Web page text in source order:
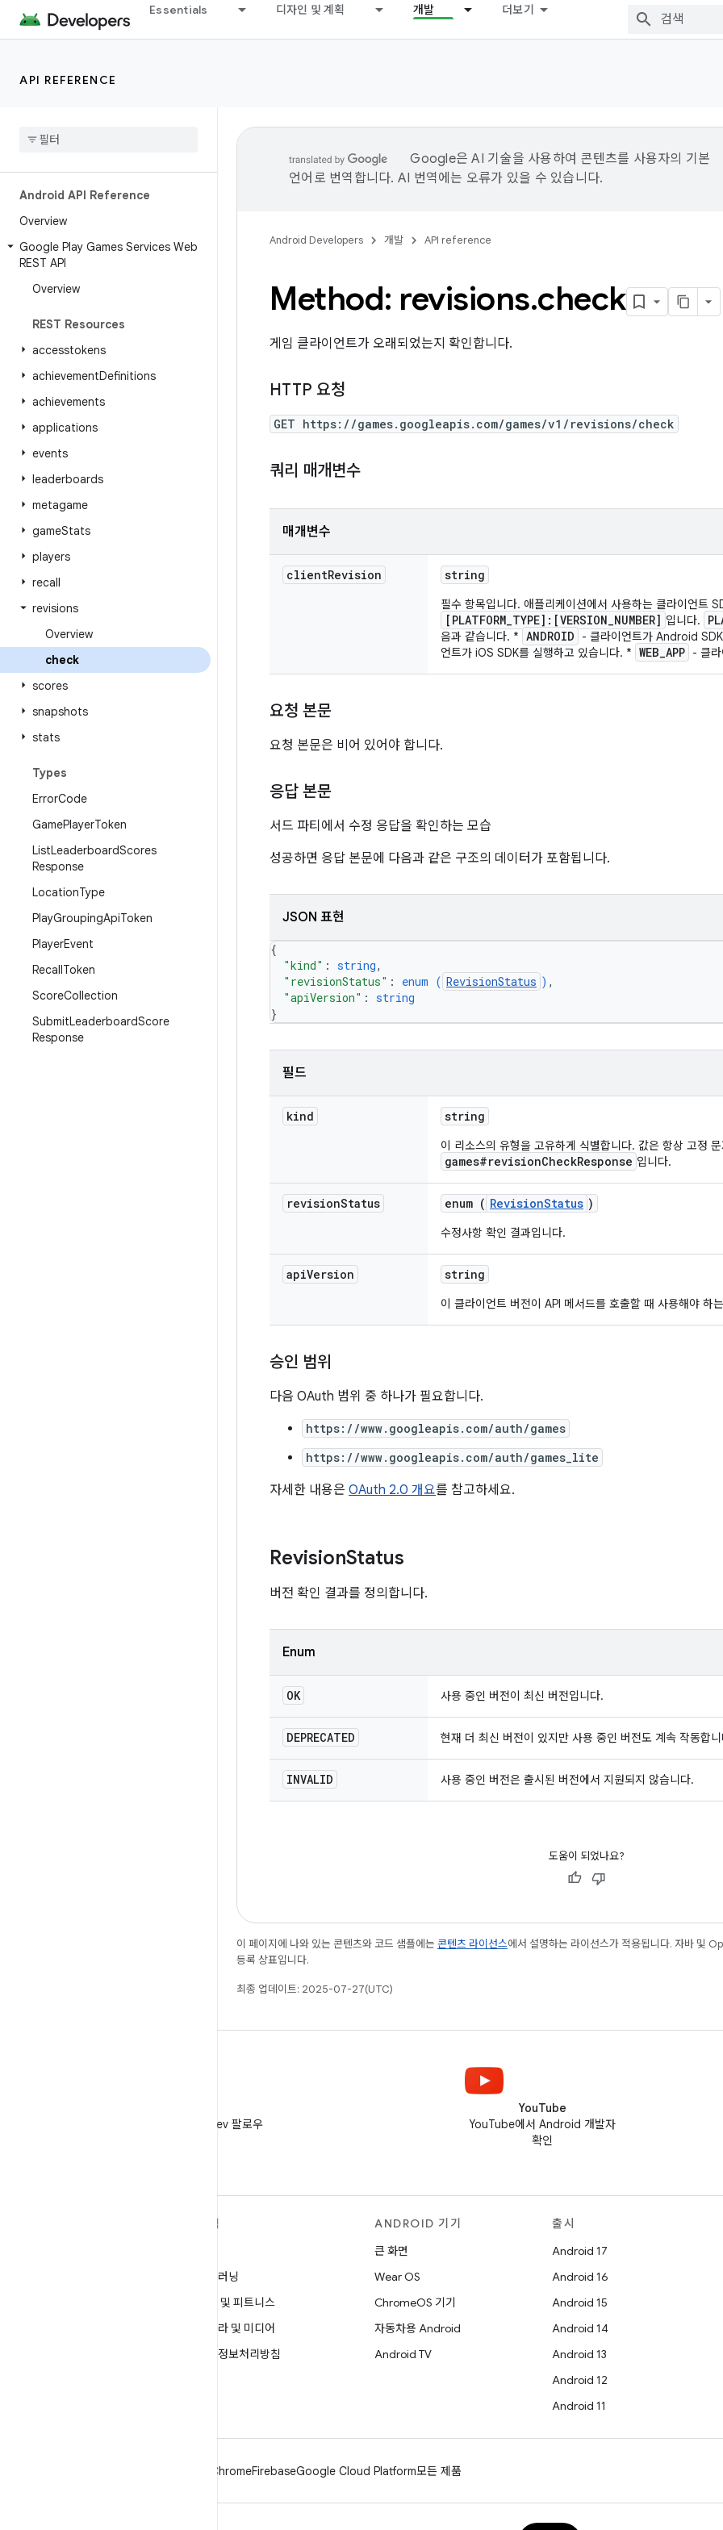
Essentials 디자인 및 계획 개발 더보기
API REFERENCE
Android API Reference
Overview
Google Play Games Services Web
REST API
Overview
REST Resources
accesstokens
achievementDefinitions
achievements
applications
events
leaderboards
metagame
gameStats
players
recall
revisions
Overview
check
scores
snapshots
stats
Types
ErrorCode
GamePlayerToken
ListLeaderboardScores
Response
LocationType
PlayGroupingApiToken
PlayerEvent
RecallToken
ScoreCollection
SubmitLeaderboardScore
Response
Google은 AI 기술을 사용하여 콘텐츠를 사용자의 기본
언어로 번역합니다. AI 번역에는 오류가 있을 수 있습니다.
Android Developers 개발 API reference
Method: revisions.check
게임 클라이언트가 오래되었는지 확인합니다.
HTTP 요청
GET https://games.googleapis.com/games/v1/revisions/check
쿼리 매개변수
매개변수
clientRevision string
필수 항목입니다. 애플리케이션에서 사용하는 클라이언트
[PLATFORM_TYPE]:[VERSION_NUMBER] 입니다.
음과 같습니다. * ANDROID
- 클라이언트가 Android
언트가 iOS SDK를 실행하고 있습니다. * WEB_APP - 클
요청 본문
요청 본문은 비어 있어야 합니다.
응답 본문
서드 파티에서 수정 응답을 확인하는 모습
성공하면 응답 본문에 다음과 같은 구조의 데이터가 포함됩니다.
JSON 표현
{
"kind" : string,
"revisionStatus" : enum ( RevisionStatus ) ,
"apiVersion" : string
}
필드
kind string
이 리소스의 유형을 고유하게 식별합니다. 값은 항상 고정
games#revisionCheckResponse 입니다.
revisionStatus enum ( RevisionStatus )
수정사항 확인 결과입니다.
apiVersion string
이 클라이언트 버전이 API 메서드를 호출할 때 사용해야 하
승인 범위
다음 OAuth 범위 중 하나가 필요합니다.
https://www.googleapis.com/auth/games
https://www.googleapis.com/auth/games_lite
자세한 내용은 OAuth 2.0 개요를 참고하세요.
RevisionStatus
버전 확인 결과를 정의합니다.
Enum
OK 사용 중인 버전이 최신 버전입니다.
DEPRECATED 현재 더 최신 버전이 있지만 사용 중인 버전도 계속 작동합
INVALID 사용 중인 버전은 출시된 버전에서 지원되지 않습니다.
도움이 되었나요?
이 페이지에 나와 있는 콘텐츠와 코드 샘플에는 콘텐츠 라이선스에서 설명하는 라이선스가 적용됩니다. 자바 및
등록 상표입니다.
최종 업데이트: 2025-07-27(UTC)
X에서 @AndroidDev 팔로우
YouTube
YouTube에서 Android 개발자
확인
탐색
머신러닝
건강 및 피트니스
카메라 및 미디어
개인정보처리방침
ANDROID 기기
큰 화면
Wear OS
ChromeOS 기기
자동차용 Android
Android TV
출시
Android 17
Android 16
Android 15
Android 14
Android 13
Android 12
Android 11
ChromeFirebaseGoogle Cloud Platform모든 제품